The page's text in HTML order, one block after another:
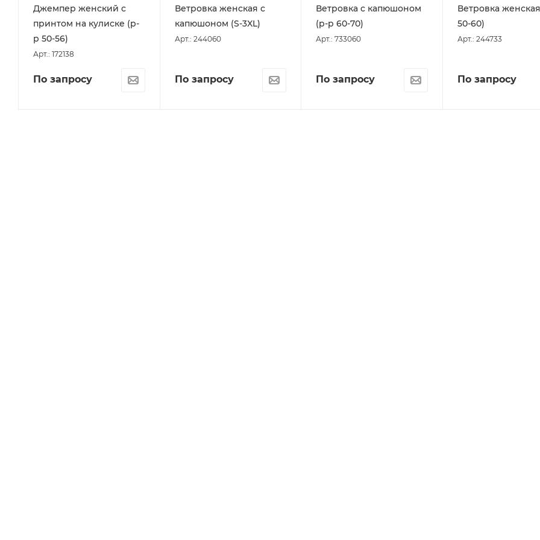
Джемпер женский с
принтом на кулиске (р-
р 50-56)
Арт.: 172138
По запросу
Ветровка женская с
капюшоном (S-3XL)
Арт.: 244060
По запросу
Ветровка с капюшоном
(р-р 60-70)
Арт.: 733060
По запросу
Ветровка
50-60)
Арт.: 244733
По запросу